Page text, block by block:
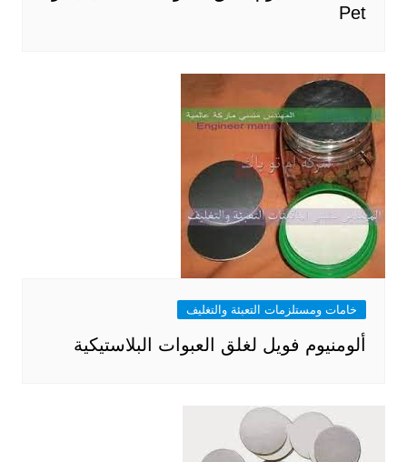
Pet
خامات ومستلزمات التعبئة والتغليف
ألومنيوم فويل لغلق العبوات البلاستيكية